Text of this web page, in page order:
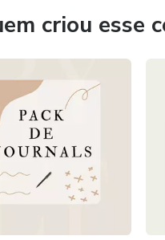
criou esse